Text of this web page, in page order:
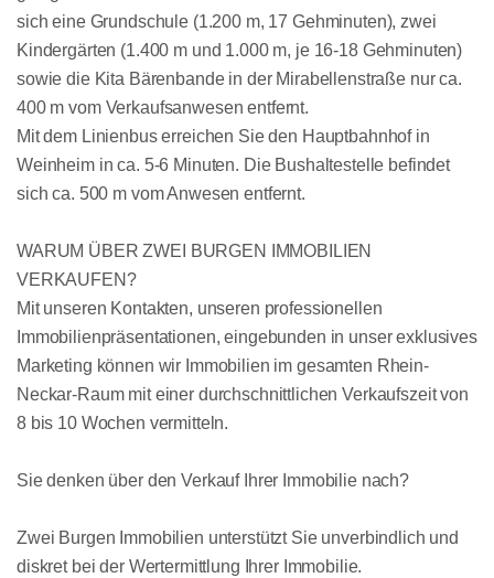
sich eine Grundschule (1.200 m, 17 Gehminuten), zwei
Kindergärten (1.400 m und 1.000 m, je 16-18 Gehminuten)
sowie die Kita Bärenbande in der Mirabellenstraße nur ca.
400 m vom Verkaufsanwesen entfernt.
Mit dem Linienbus erreichen Sie den Hauptbahnhof in
Weinheim in ca. 5-6 Minuten. Die Bushaltestelle befindet
sich ca. 500 m vom Anwesen entfernt.
WARUM ÜBER ZWEI BURGEN IMMOBILIEN
VERKAUFEN?
Mit unseren Kontakten, unseren professionellen
Immobilienpräsentationen, eingebunden in unser exklusives
Marketing können wir Immobilien im gesamten Rhein-
Neckar-Raum mit einer durchschnittlichen Verkaufszeit von
8 bis 10 Wochen vermitteln.
Sie denken über den Verkauf Ihrer Immobilie nach?
Zwei Burgen Immobilien unterstützt Sie unverbindlich und
diskret bei der Wertermittlung Ihrer Immobilie.